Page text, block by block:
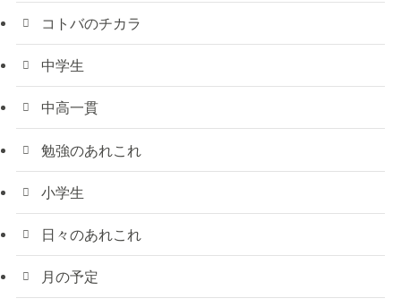
コトバのチカラ
中学生
中高一貫
勉強のあれこれ
小学生
日々のあれこれ
月の予定